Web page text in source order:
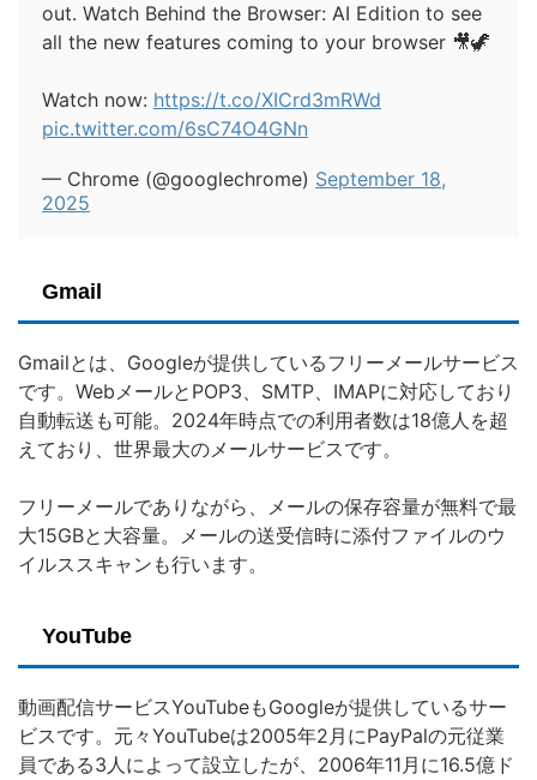
out. Watch Behind the Browser: AI Edition to see
all the new features coming to your browser 🎥🦖
Watch now: https://t.co/XICrd3mRWd
pic.twitter.com/6sC74O4GNn
— Chrome (@googlechrome) September 18,
2025
Gmail
Gmailとは、Googleが提供しているフリーメールサービス
です。WebメールとPOP3、SMTP、IMAPに対応しており
自動転送も可能。2024年時点での利用者数は18億人を超
えており、世界最大のメールサービスです。
フリーメールでありながら、メールの保存容量が無料で最
大15GBと大容量。メールの送受信時に添付ファイルのウ
イルススキャンも行います。
YouTube
動画配信サービスYouTubeもGoogleが提供しているサー
ビスです。元々YouTubeは2005年2月にPayPalの元従業
員である3人によって設立したが、2006年11月に16.5億ド